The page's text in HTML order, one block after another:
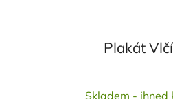
Plakát
Skladem - ihned